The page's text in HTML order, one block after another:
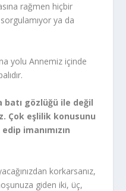
rağmen hiçbir
ya da
yolu Annemiz içinde
batı gözlüğü ile değil
Çok eşlilik konusunu
imanımızın
korkarsanız,
giden iki, üç,